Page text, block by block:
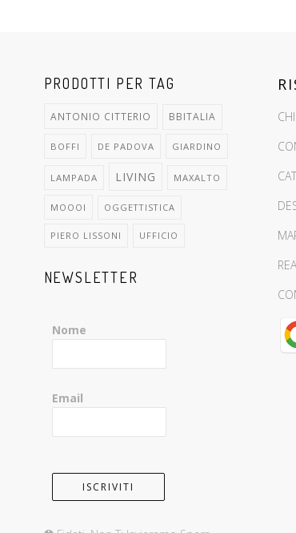
PRODOTTI PER TAG
ANTONIO CITTERIO BBITALIA
BOFFI DE PADOVA GIARDINO
LAMPADA LIVING MAXALTO
MOOOI OGGETTISTICA
PIERO LISSONI UFFICIO
NEWSLETTER
Nome
Email